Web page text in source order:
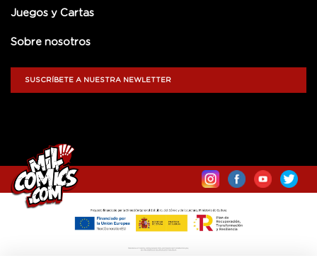
Juegos y Cartas
Sobre nosotros
SUSCRÍBETE A NUESTRA NEWLETTER